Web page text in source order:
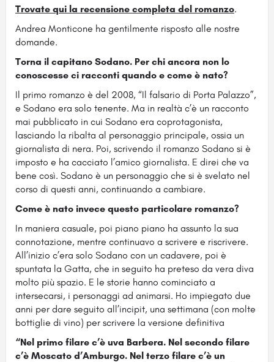
Trovate qui la recensione completa del romanzo.
Andrea Monticone ha gentilmente risposto alle nostre
domande.
Torna il capitano Sodano. Per chi ancora non lo
conoscesse ci racconti quando e come è nato?
Il primo romanzo è del 2008, “Il falsario di Porta Palazzo”,
e Sodano era solo tenente. Ma in realtà c’è un racconto
mai pubblicato in cui Sodano era coprotagonista,
lasciando la ribalta al personaggio principale, ossia un
giornalista di nera. Poi, scrivendo il romanzo Sodano si è
imposto e ha cacciato l’amico giornalista. E direi che va
bene così. Sodano è un personaggio che si è svelato nel
corso di questi anni, continuando a cambiare.
Come è nato invece questo particolare romanzo?
In maniera casuale, poi piano piano ha assunto la sua
connotazione, mentre continuavo a scrivere e riscrivere.
All’inizio c’era solo Sodano con un cadavere, poi è
spuntata la Gatta, che in seguito ha preteso da vera diva
molto più spazio. E le storie hanno cominciato a
intersecarsi, i personaggi ad animarsi. Ho impiegato due
anni per dare seguito all’incipit, una settimana (con molte
bottiglie di vino) per scrivere la versione definitiva
“Nel primo filare c’è uva Barbera. Nel secondo filare
c’è Moscato d’Amburgo. Nel terzo filare c’è un